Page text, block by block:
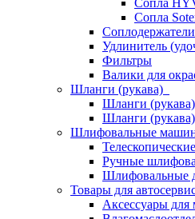
Сопла
Сопла
Соплодержатели
Удлинитель
Фильтры
Валики для
Шланги (рукава)
Шланги
Шланги
Шлифовальные
Ручные
Шлифовальные
Товары для
Аксессуары для